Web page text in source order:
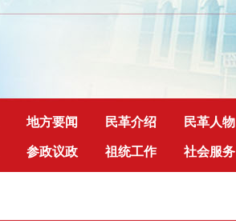
地方要闻 民革介绍 民革人物
参政议政 祖统工作 社会服务